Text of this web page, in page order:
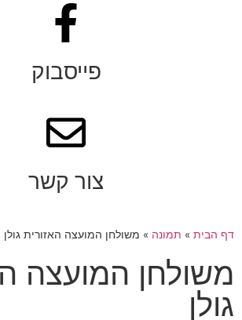
פייסבוק
צור קשר
דף הבית » תמונה » משולחן המועצה האזורית גולן
משולחן המועצה
גולן